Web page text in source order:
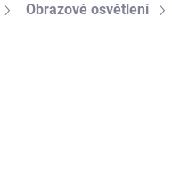
Obrazové osvětlení